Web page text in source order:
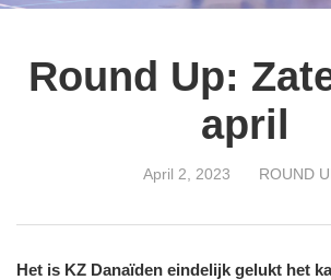
Round Up:
april
April 2, 2023 ROUND
Het is KZ Danaïden eindelijk gelukt het